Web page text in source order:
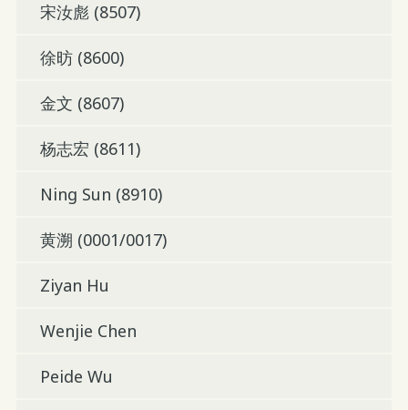
宋汝彪 (8507)
徐昉 (8600)
金文 (8607)
杨志宏 (8611)
Ning Sun (8910)
黄溯 (0001/0017)
Ziyan Hu
Wenjie Chen
Peide Wu